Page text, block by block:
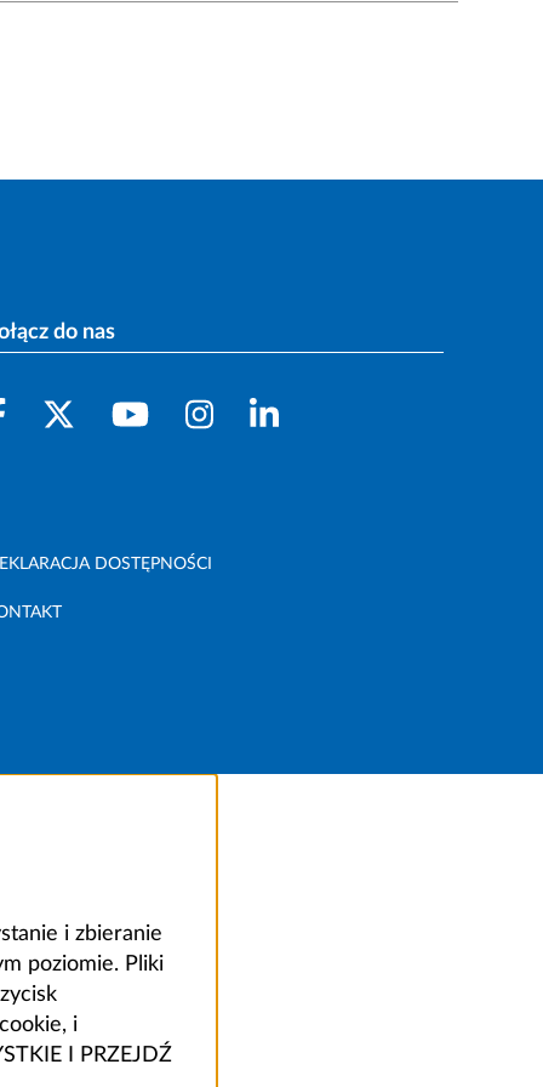
do nas
DOSTĘPNOŚCI
i zbieranie
poziomie. Pliki
i
I PRZEJDŹ